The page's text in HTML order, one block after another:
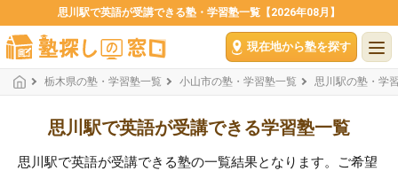
思川駅で英語が受講できる塾・学習塾一覧【2026年08月】
現在地から塾を探す
栃木県の塾・学習塾一覧 小山市の塾・学習塾一覧 思川駅の塾・学
思川駅で英語が受講できる学習塾一覧
思川駅で英語が受講できる塾の一覧結果となります。ご希望